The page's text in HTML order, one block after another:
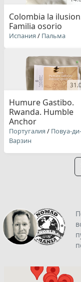
Colombia la
Familia osorio
Испания / Пальма
Humure Gastibo.
Rwanda. Humble
Anchor
Португалия / Повуа-ди-
Варзин